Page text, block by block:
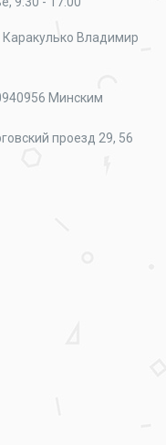
Владимир
Минским
проезд 29, 56